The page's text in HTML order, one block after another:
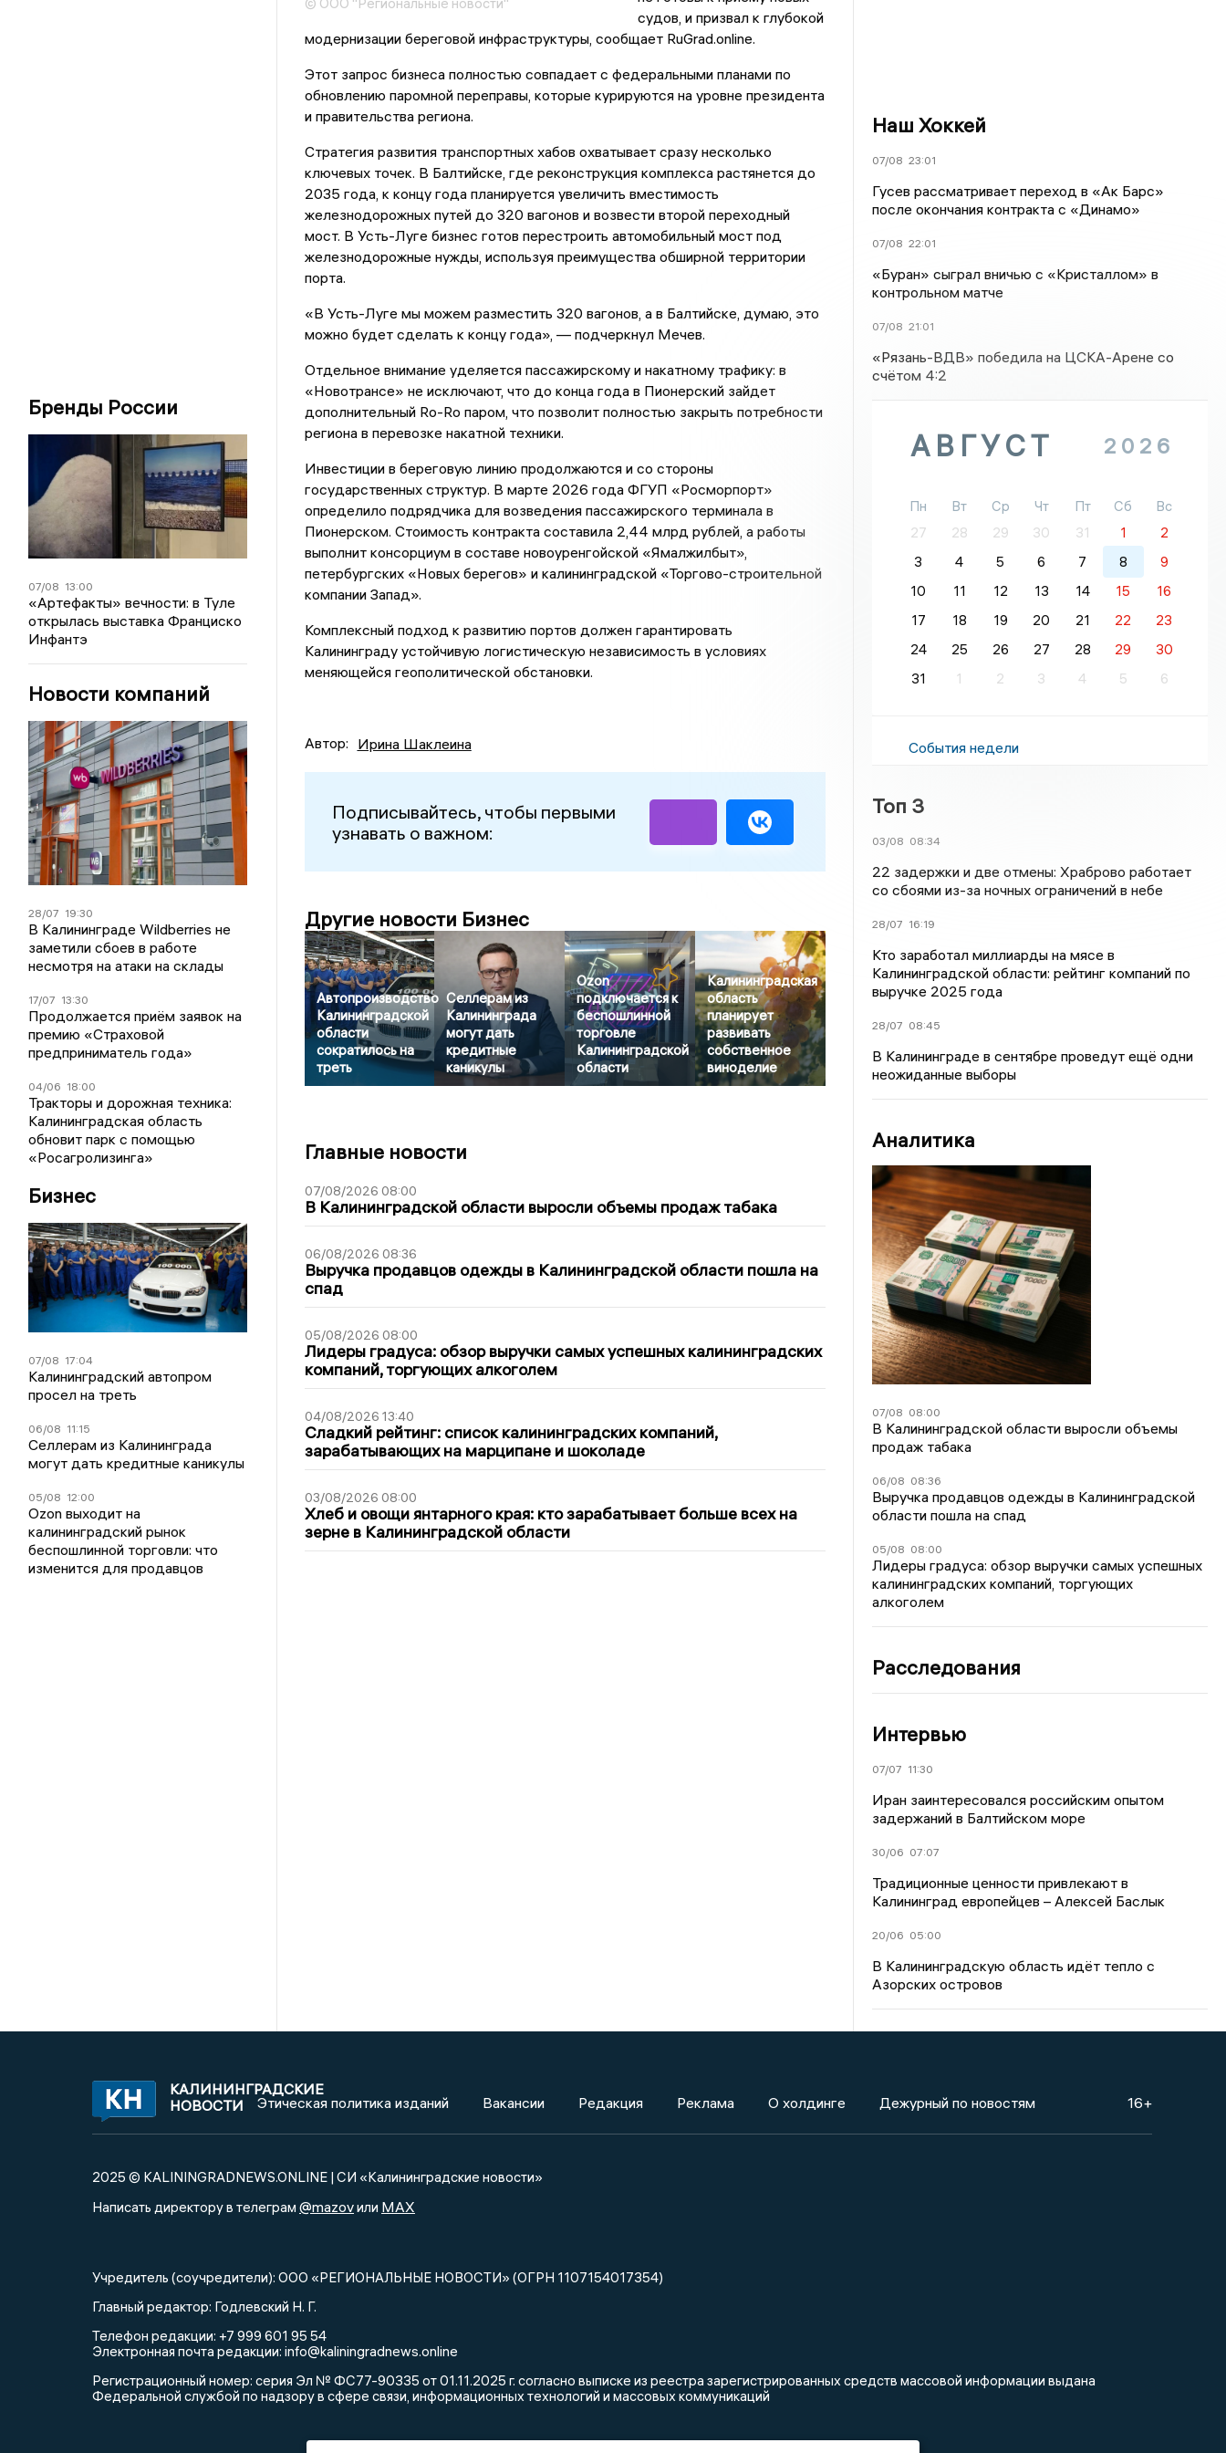
Бренды России
07/08 13:00
«Артефакты» вечности: в Туле
открылась выставка Франциско
Инфантэ
Новости компаний
28/07 19:30
В Калининграде Wildberries не
заметили сбоев в работе
несмотря на атаки на склады
17/07 13:30
Продолжается приём заявок на
премию «Страховой
предприниматель года»
04/06 18:00
Тракторы и дорожная техника:
Калининградская область
обновит парк с помощью
«Росагролизинга»
Бизнес
07/08 17:04
Калининградский автопром
просел на треть
06/08 11:15
Селлерам из Калининграда
могут дать кредитные каникулы
05/08 12:00
Ozon выходит на
калининградский рынок
беспошлинной торговли: что
изменится для продавцов
судов, и призвал к глубокой
модернизации береговой инфраструктуры, сообщает RuGrad.online.
Этот запрос бизнеса полностью совпадает с федеральными планами по
обновлению паромной переправы, которые курируются на уровне президента
и правительства региона.
Стратегия развития транспортных хабов охватывает сразу несколько
ключевых точек. В Балтийске, где реконструкция комплекса растянется до
2035 года, к концу года планируется увеличить вместимость
железнодорожных путей до 320 вагонов и возвести второй переходный
мост. В Усть-Луге бизнес готов перестроить автомобильный мост под
железнодорожные нужды, используя преимущества обширной территории
порта.
«В Усть-Луге мы можем разместить 320 вагонов, а в Балтийске, думаю, это
можно будет сделать к концу года», — подчеркнул Мечев.
Отдельное внимание уделяется пассажирскому и накатному трафику: в
«Новотрансе» не исключают, что до конца года в Пионерский зайдет
дополнительный Ro-Ro паром, что позволит полностью закрыть потребности
региона в перевозке накатной техники.
Инвестиции в береговую линию продолжаются и со стороны
государственных структур. В марте 2026 года ФГУП «Росморпорт»
определило подрядчика для возведения пассажирского терминала в
Пионерском. Стоимость контракта составила 2,44 млрд рублей, а работы
выполнит консорциум в составе новоуренгойской «Ямалжилбыт»,
петербургских «Новых берегов» и калининградской «Торгово-строительной
компании Запад».
Комплексный подход к развитию портов должен гарантировать
Калининграду устойчивую логистическую независимость в условиях
меняющейся геополитической обстановки.
Автор: Ирина Шаклеина
Подписывайтесь, чтобы первыми
узнавать о важном:
Другие новости Бизнес
Автопроизводство
Калининградской
области
сократилось на
треть
Селлерам из
Калининграда
могут дать
кредитные
каникулы
Ozon
подключается к
беспошлинной
торговле
Калининградской
области
Калининградская
область
планирует
развивать
собственное
виноделие
Главные новости
07/08/2026 08:00
В Калининградской области выросли объемы продаж табака
06/08/2026 08:36
Выручка продавцов одежды в Калининградской области пошла на
спад
05/08/2026 08:00
Лидеры градуса: обзор выручки самых успешных калининградских
компаний, торгующих алкоголем
04/08/2026 13:40
Сладкий рейтинг: список калининградских компаний,
зарабатывающих на марципане и шоколаде
03/08/2026 08:00
Хлеб и овощи янтарного края: кто зарабатывает больше всех на
зерне в Калининградской области
Наш Хоккей
07/08 23:01
Гусев рассматривает переход в «Ак Барс»
после окончания контракта с «Динамо»
07/08 22:01
«Буран» сыграл вничью с «Кристаллом» в
контрольном матче
07/08 21:01
«Рязань-ВДВ» победила на ЦСКА-Арене со
счётом 4:2
АВГУСТ 2026
Пн Вт Ср Чт Пт Сб
Вс
27
28 29 30 31 1
2
3
4 5 6 7 8
9
10
11 12 13 14 15
16
17
18 19 20 21 22
23
24
25 26 27 28 29
30
31
1 2 3 4 5 6
События недели
Топ 3
03/08 08:34
22 задержки и две отмены: Храброво работает
со сбоями из-за ночных ограничений в небе
28/07 16:19
Кто заработал миллиарды на мясе в
Калининградской области: рейтинг компаний по
выручке 2025 года
28/07 08:45
В Калининграде в сентябре проведут ещё одни
неожиданные выборы
Аналитика
07/08 08:00
В Калининградской области выросли объемы
продаж табака
06/08 08:36
Выручка продавцов одежды в Калининградской
области пошла на спад
05/08 08:00
Лидеры градуса: обзор выручки самых успешных
калининградских компаний, торгующих
алкоголем
Расследования
Интервью
07/07 11:30
Иран заинтересовался российским опытом
задержаний в Балтийском море
30/06 07:07
Традиционные ценности привлекают в
Калининград европейцев – Алексей Баслык
20/06 05:00
В Калининградскую область идёт тепло с
Азорских островов
КАЛИНИНГРАДСКИЕ
НОВОСТИ
Этическая политика изданий Вакансии Редакция Реклама О холдинге Дежурный по новостям 16+
2025 © KALININGRADNEWS.ONLINE | СИ «Калининградские новости»
Написать директору в телеграм @mazovили MAX
Учредитель (соучредители): ООО «РЕГИОНАЛЬНЫЕ НОВОСТИ» (ОГРН 1107154017354)
Главный редактор: Годлевский Н. Г.
Телефон редакции: +7 999 601 95 54
Электронная почта редакции: info@kaliningradnews.online
Регистрационный номер: серия Эл № ФС77-90335 от 01.11.2025 г. согласно выписке из реестра зарегистрированных средств массовой информации выдана
Федеральной службой по надзору в сфере связи, информационных технологий и массовых коммуникаций